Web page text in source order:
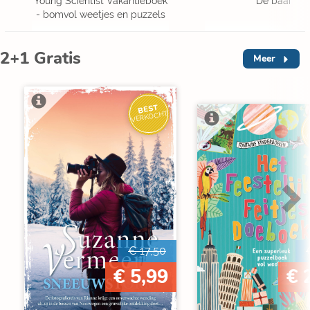
- bomvol weetjes en puzzels
2+1 Gratis Meer
BEST
VERKOCHT
€ 17,50
€ 5,99 €